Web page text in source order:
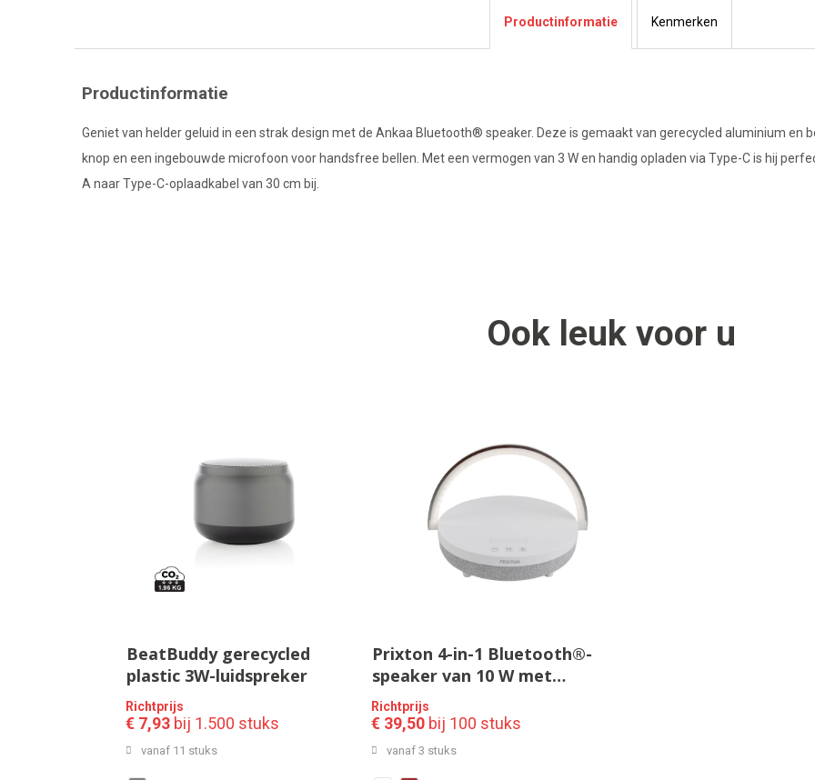
Productinformatie Kenmerken
Productinformatie
Geniet van helder geluid in een strak design met de Ankaa Bluetooth® speaker. Deze is gemaakt van gerecycled aluminium en
knop en een ingebouwde microfoon voor handsfree bellen. Met een vermogen van 3 W en handig opladen via Type-C is hij
A naar Type-C-oplaadkabel van 30 cm bij.
Ook leuk voor u
BeatBuddy gerecycled
plastic 3W-luidspreker
Richtprijs
€ 7,93 bij 1.500 stuks
vanaf 11 stuks
Prixton 4-in-1 Bluetooth®-
speaker van 10 W met
ledverlichting en draadloos
oplaadstation
Richtprijs
€ 39,50bij 100 stuks
vanaf 3 stuks